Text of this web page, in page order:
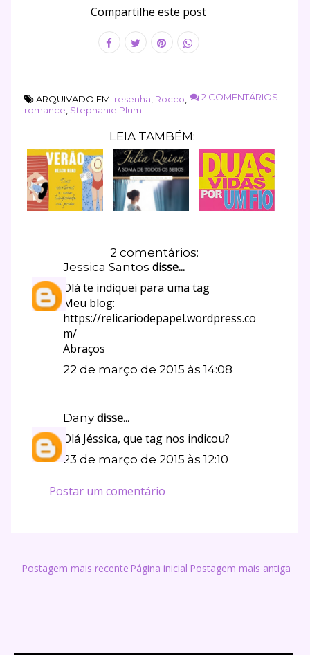
Compartilhe este post
2 COMENTÁRIOS
ARQUIVADO EM: resenha Rocco
romance Stephanie Plum
LEIA TAMBÉM:
2 comentários:
Jessica Santos disse...
Olá te indiquei para uma tag
Meu blog:
https://relicariodepapel.wordpress.co
m/
Abraços
22 de março de 2015 às 14:08
Danydisse...
Olá Jéssica, que tag nos indicou?
23 de março de 2015 às 12:10
Postar um comentário
Postagem mais recente Postagem mais antiga
Página inicial